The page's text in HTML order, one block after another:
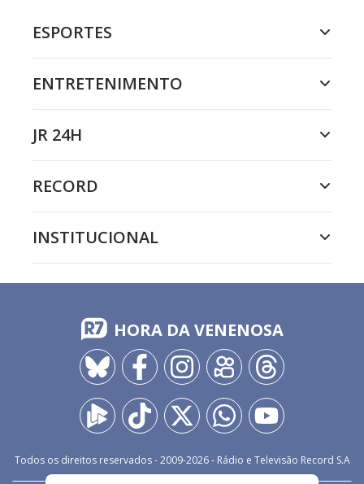
ESPORTES
ENTRETENIMENTO
JR 24H
RECORD
INSTITUCIONAL
HORA DA VENENOSA
Todos os direitos reservados - 2009-2026- Rádio e Televisão Record S.A